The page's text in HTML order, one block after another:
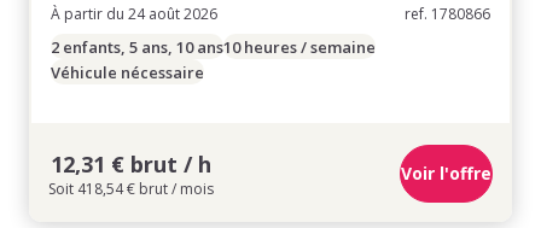
À partir du 24 août 2026
ref. 1780866
2 enfants, 5 ans, 10 ans10 heures / semaine
Véhicule nécessaire
12,31 € brut / h
Soit 418,54 € brut / mois
Voir l'offre